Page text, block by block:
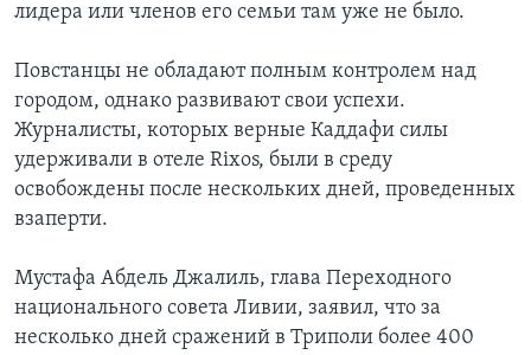
лидера или членов его семьи там уже не было.
Повстанцы не обладают полным контролем над
городом, однако развивают свои успехи.
Журналисты, которых верные Каддафи силы
удерживали в отеле Rixos, были в среду
освобождены после нескольких дней, проведенных
взаперти.
Мустафа Абдель Джалиль, глава Переходного
национального совета Ливии, заявил, что за
несколько дней сражений в Триполи более 400